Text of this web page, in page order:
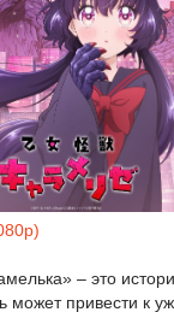
– это
может привести к